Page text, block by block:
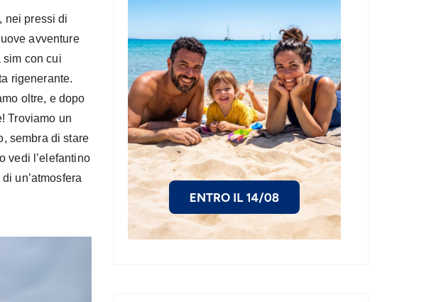
, nei pressi di
avventure
sim con cui
rigenerante.
oltre, e dopo
Troviamo un
sembra di stare
vedi l’elefantino
un’atmosfera